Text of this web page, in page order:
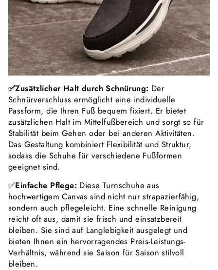
✅Zusätzlicher Halt durch Schnürung: Der
Schnürverschluss ermöglicht eine individuelle
Passform, die Ihren Fuß bequem fixiert. Er bietet
zusätzlichen Halt im Mittelfußbereich und sorgt so für
Stabilität beim Gehen oder bei anderen Aktivitäten.
Das Gestaltung kombiniert Flexibilität und Struktur,
sodass die Schuhe für verschiedene Fußformen
geeignet sind.
✅Einfache Pflege: Diese Turnschuhe aus
hochwertigem Canvas sind nicht nur strapazierfähig,
sondern auch pflegeleicht. Eine schnelle Reinigung
reicht oft aus, damit sie frisch und einsatzbereit
bleiben. Sie sind auf Langlebigkeit ausgelegt und
bieten Ihnen ein hervorragendes Preis-Leistungs-
Verhältnis, während sie Saison für Saison stilvoll
bleiben.